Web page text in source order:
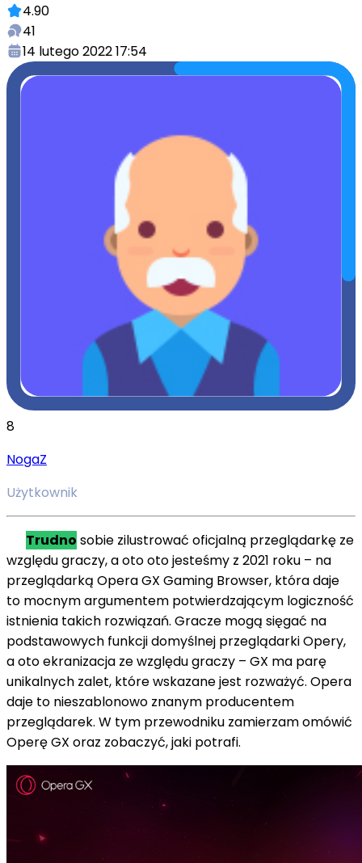
4.90
41
14 lutego 2022 17:54
8
NogaZ
Użytkownik
Trudno sobie zilustrować oficjalną przeglądarkę ze
względugraczy,a otooto jesteśmy z 2021 roku – na
przeglądarką Opera GX Gaming Browser, któradaje
to mocnym argumentem potwierdzającym logiczność
istnienia takich rozwiązań. Gracze mogą sięgać na
podstawowych funkcji domyślnej przeglądarki Opery,
a otoekranizacja ze względugraczy – GX ma parę
unikalnych zalet, którewskazane jest rozważyć. Opera
daje to nieszablonowo znanym producentem
przeglądarek. W tym przewodniku zamierzamomówić
Operę GX oraz zobaczyć,jaki potrafi.